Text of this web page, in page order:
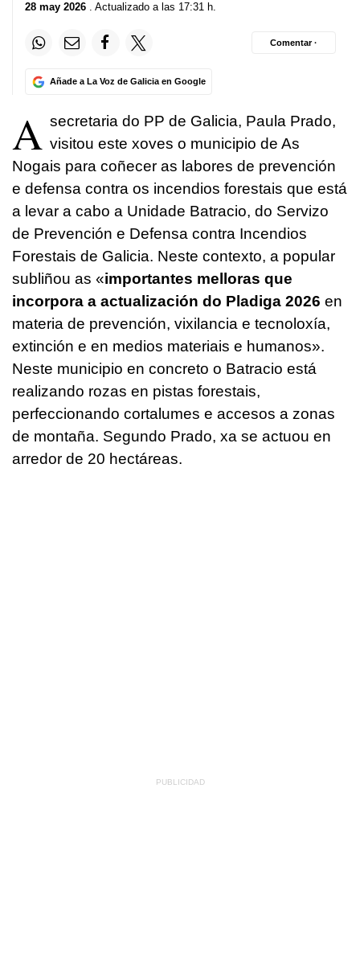
28 may 2026 . Actualizado a las 17:31 h.
Añade a La Voz de Galicia en Google
Comentar ·
A secretaria do PP de Galicia, Paula Prado,
visitou este xoves o municipio de As
Nogais para coñecer as labores de prevención
e defensa contra os incendios forestais que está
a levar a cabo a Unidade Batracio, do Servizo
de Prevención e Defensa contra Incendios
Forestais de Galicia. Neste contexto, a popular
subliñou as «importantes melloras que
incorpora a actualización do Pladiga 2026 en
materia de prevención, vixilancia e tecnoloxía,
extinción e en medios materiais e humanos».
Neste municipio en concreto o Batracio está
realizando rozas en pistas forestais,
perfeccionando cortalumes e accesos a zonas
de montaña. Segundo Prado, xa se actuou en
arredor de 20 hectáreas.